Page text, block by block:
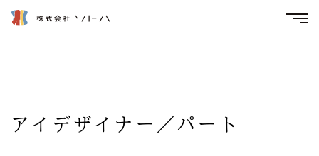
アイデザイナー／パート